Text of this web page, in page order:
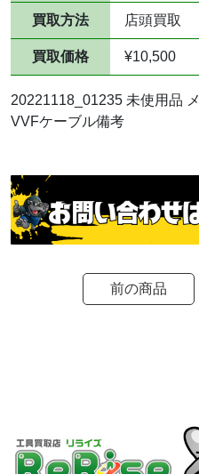
買取方法 店頭買取
買取価格 ¥10,500
20221118_01235 未使用品
VVFケーブル備考
前の商品